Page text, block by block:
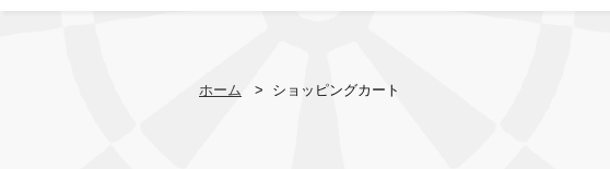
ホーム > ショッピングカート